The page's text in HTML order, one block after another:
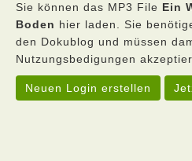
Sie können das MP3 File Ein
Boden hier laden. Sie
den Dokublog und müssen
Nutzungsbedigungen
Neuen Login erstellen